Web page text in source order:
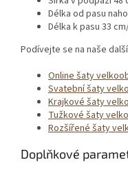
Délka od pasu
Délka k pasu 33
Podívejte se na naše
Online šaty
Svatební šaty
Krajkové šaty
Tužkové šaty
Rozšířené šaty
Doplňkové